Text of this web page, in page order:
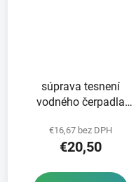
súprava tesnení
vodného čerpadla
€16,67 bez DPH
€20,50